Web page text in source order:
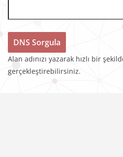
Alan adınızı yazarak hızlı bir
gerçekleştirebilirsiniz.